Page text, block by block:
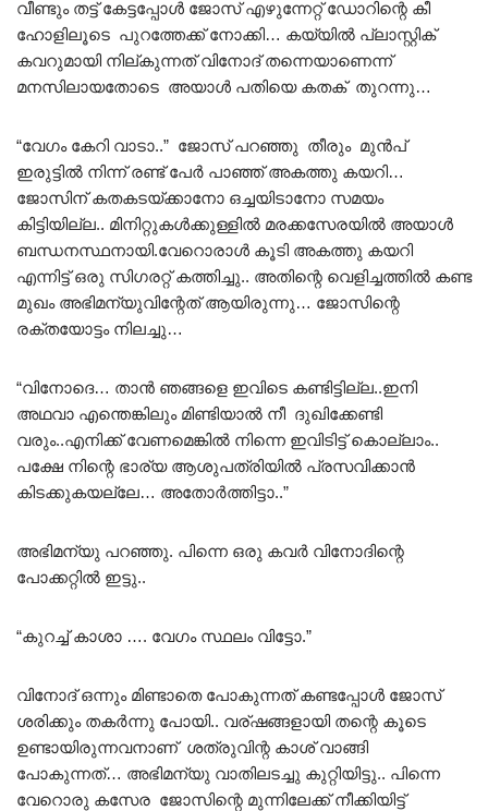
വീണ്ടും തട്ട് കേട്ടപ്പോൾ ജോസ് എഴുന്നേറ്റ് ഡോറിന്റെ കീ
ഹോളിലൂടെ പുറത്തേക്ക് നോക്കി… കയ്യിൽ പ്ലാസ്റ്റിക്
കവറുമായി നില്കുന്നത് വിനോദ് തന്നെയാണെന്ന്
മനസിലായതോടെ അയാൾ പതിയെ കതക് തുറന്നു…
“വേഗം കേറി വാടാ..” ജോസ് പറഞ്ഞു തീരും മുൻപ്
ഇരുട്ടിൽ നിന്ന് രണ്ട് പേർ പാഞ്ഞ് അകത്തു കയറി…
ജോസിന് കതകടയ്ക്കാനോ ഒച്ചയിടാനോ സമയം
കിട്ടിയില്ല.. മിനിറ്റുകൾക്കുള്ളിൽ മരക്കസേരയിൽ അയാൾ
ബന്ധനസ്ഥനായി.വേറൊരാൾ കൂടി അകത്തു കയറി
എന്നിട്ട് ഒരു സിഗരറ്റ് കത്തിച്ചു.. അതിന്റെ വെളിച്ചത്തിൽ കണ്ട
മുഖം അഭിമന്യുവിന്റേത് ആയിരുന്നു… ജോസിന്റെ
രക്തയോട്ടം നിലച്ചു…
“വിനോദെ… താൻ ഞങ്ങളെ ഇവിടെ കണ്ടിട്ടില്ല..ഇനി
അഥവാ എന്തെങ്കിലും മിണ്ടിയാൽ നീ ദുഖിക്കേണ്ടി
വരും..എനിക്ക് വേണമെങ്കിൽ നിന്നെ ഇവിടിട്ട് കൊല്ലാം..
പക്ഷേ നിന്റെ ഭാര്യ ആശുപത്രിയിൽ പ്രസവിക്കാൻ
കിടക്കുകയല്ലേ… അതോർത്തിട്ടാ..”
അഭിമന്യു പറഞ്ഞു. പിന്നെ ഒരു കവർ വിനോദിന്റെ
പോക്കറ്റിൽ ഇട്ടു..
“കുറച്ച് കാശാ …. വേഗം സ്ഥലം വിട്ടോ.”
വിനോദ് ഒന്നും മിണ്ടാതെ പോകുന്നത് കണ്ടപ്പോൾ ജോസ്
ശരിക്കും തകർന്നു പോയി.. വര്ഷങ്ങളായി തന്റെ കൂടെ
ഉണ്ടായിരുന്നവനാണ് ശത്രുവിന്റ കാശ് വാങ്ങി
പോകുന്നത്… അഭിമന്യു വാതിലടച്ചു കുറ്റിയിട്ടു.. പിന്നെ
വേറൊരു കസേര ജോസിന്റെ മുന്നിലേക്ക് നീക്കിയിട്ട്